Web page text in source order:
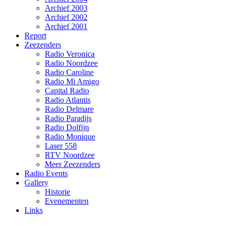
Archief 2003
Archief 2002
Archief 2001
Report
Zeezenders
Radio Veronica
Radio Noordzee
Radio Caroline
Radio Mi Amigo
Capital Radio
Radio Atlantis
Radio Delmare
Radio Paradijs
Radio Dolfijn
Radio Monique
Laser 558
RTV Noordzee
Meer Zeezenders
Radio Events
Gallery
Historie
Evenementen
Links